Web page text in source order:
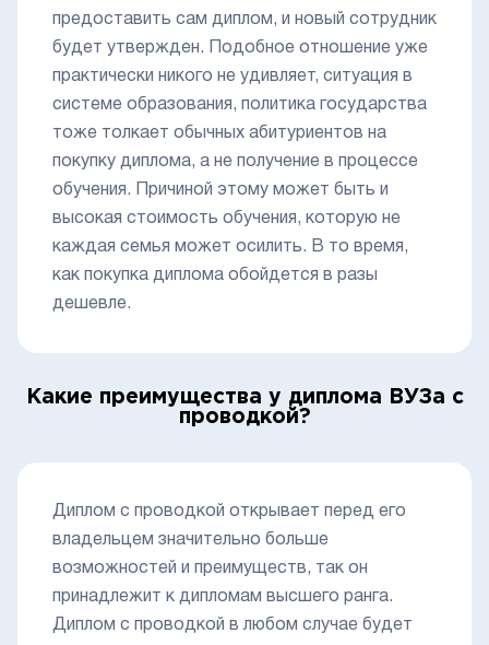
предоставить сам диплом, и новый сотрудник
будет утвержден. Подобное отношение уже
практически никого не удивляет, ситуация в
системе образования, политика государства
тоже толкает обычных абитуриентов на
покупку диплома, а не получение в процессе
обучения. Причиной этому может быть и
высокая стоимость обучения, которую не
каждая семья может осилить. В то время,
как покупка диплома обойдется в разы
дешевле.
Какие преимущества у диплома ВУЗа с
проводкой?
Диплом с проводкой открывает перед его
владельцем значительно больше
возможностей и преимуществ, так он
принадлежит к дипломам высшего ранга.
Диплом с проводкой в любом случае будет